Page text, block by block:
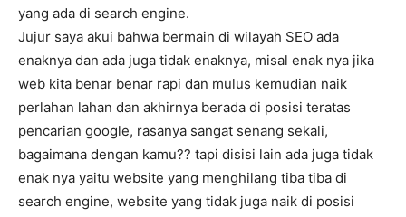
yang ada di search engine.
Jujur saya akui bahwa bermain di wilayah SEO ada
enaknya dan ada juga tidak enaknya, misal enak nya jika
web kita benar benar rapi dan mulus kemudian naik
perlahan lahan dan akhirnya berada di posisi teratas
pencarian google, rasanya sangat senang sekali,
bagaimana dengan kamu?? tapi disisi lain ada juga tidak
enak nya yaitu website yang menghilang tiba tiba di
search engine, website yang tidak juga naik di posisi